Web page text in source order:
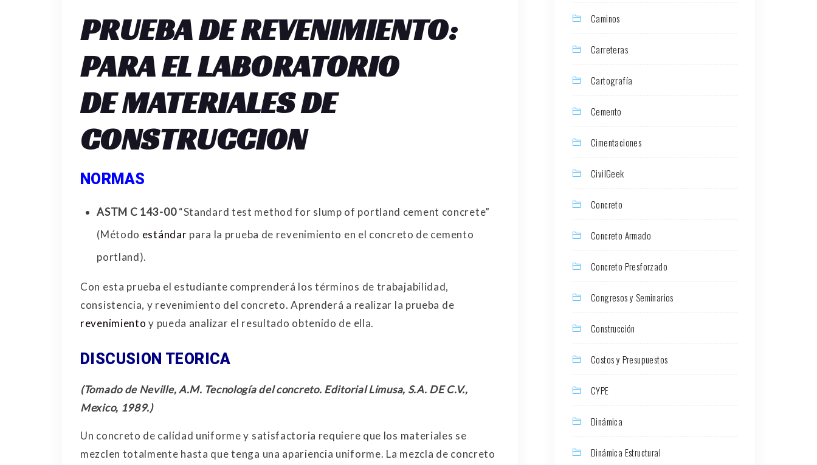
PRUEBA DE REVENIMIENTO:
PARA EL LABORATORIO
DE MATERIALES DE
CONSTRUCCION
NORMAS
ASTM C 143-00“Standard test method for slump of portland cement concrete”
(Método estándar para la prueba de revenimiento en el concreto de cemento
portland).
Con esta prueba el estudiante comprenderá los términos de trabajabilidad,
consistencia, y revenimiento del concreto. Aprenderá a realizar la prueba de
revenimiento y pueda analizar el resultado obtenido de ella.
DISCUSION TEORICA
(Tomado de Neville, A.M. Tecnología del concreto. Editorial Limusa, S.A. DE C.V.,
Mexico, 1989.)
Un concreto de calidad uniforme y satisfactoria requiere que los materiales se
mezclen totalmente hasta que tenga una apariencia uniforme. La mezcla de concreto
Caminos
Carreteras
Cartografía
Cemento
Cimentaciones
CivilGeek
Concreto
Concreto Armado
Concreto Presforzado
Congresos y Seminarios
Construcción
Costos y Presupuestos
CYPE
Dinámica
Dinámica Estructural